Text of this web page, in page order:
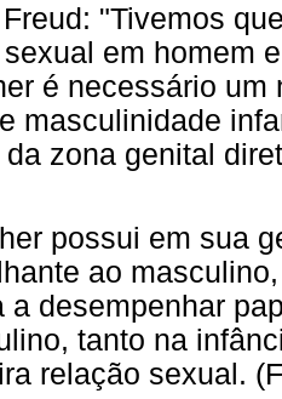
"Tivemos
em homem
é necessário
masculinidade
zona genital
possui em sua
ao
a desempenhar
tanto na
relação sexual.